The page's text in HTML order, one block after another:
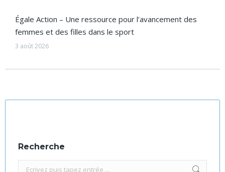
Égale Action – Une ressource pour l’avancement des
femmes et des filles dans le sport
3 août 2026
Recherche
Recherche